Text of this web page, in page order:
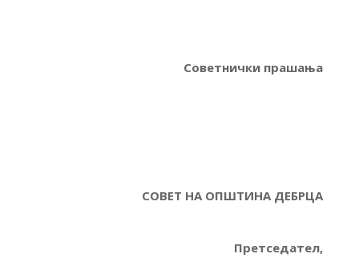
Советнички прашања
СОВЕТ НА ОПШТИНА ДЕБРЦА
Претседател,